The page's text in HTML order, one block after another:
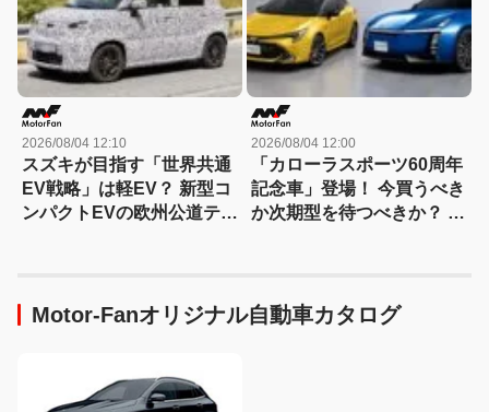
2026/08/04 12:10
スズキが目指す「世界共通
EV戦略」は軽EV？ 新型コ
ンパクトEVの欧州公道テス
2026/08/04 12:00
「カローラスポーツ60周年
記念車」登場！ 今買うべき
か次期型を待つべきか？ ハ
Motor-Fanオリジナル自動車カタログ